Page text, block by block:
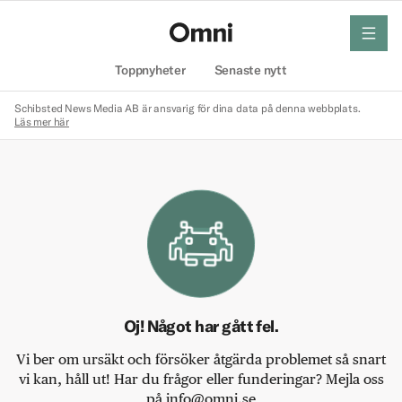
Toppnyheter Senaste nytt
meny
Schibsted News Media AB är ansvarig för dina data på denna webbplats.
Läs mer här
Oj! Något har gått fel.
Vi ber om ursäkt och försöker åtgärda problemet så snart
vi kan, håll ut! Har du frågor eller funderingar? Mejla oss